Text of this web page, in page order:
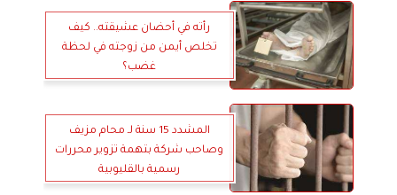
رأته في أحضان عشيقته.. كيف
تخلص أيمن من زوجته في لحظة
غضب؟
المشدد 15 سنة لـ محام مزيف
وصاحب شركة بتهمة تزوير محررات
رسمية بالقليوبية